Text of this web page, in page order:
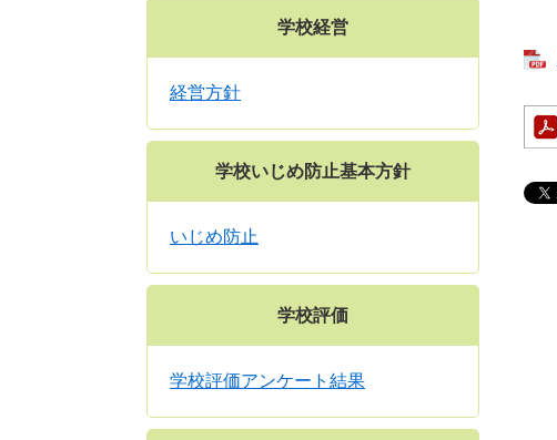
学校経営
経営方針
学校いじめ防止基本方針
いじめ防止
学校評価
学校評価アンケート結果